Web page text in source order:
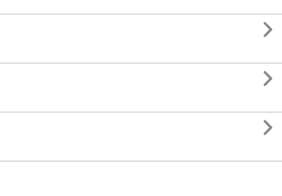


